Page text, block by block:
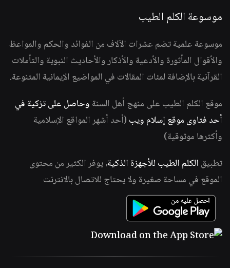
موسوعة الكلم الطيب
موسوعة علمية تضم عشرات الآلاف من الفوائد والحكم والمواعظ
والأقوال المأثورة والأدعية والأذكار والأحاديث النبوية والتأملات
القرآنية بالإضافة لمئات المقالات في المواضيع الإيمانية المتنوعة.
موقع الكلم الطيب على منهج أهل السنة وحاصل على تزكية في
أحد فتاوى موقع إسلام ويب (أحد أشهر المواقع الإسلامية
وأكثرها موثوقية)
تطبيق الكلم الطيب للأجهزة الذكية، يوفر الكثير من محتوى
الموقع في مساحة صغيرة ولا يحتاج للاتصال بالانترنت